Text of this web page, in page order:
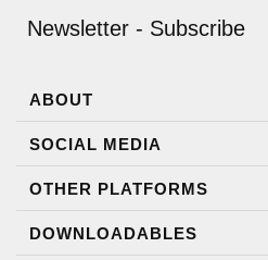
Newsletter - Subscribe
ABOUT
SOCIAL MEDIA
OTHER PLATFORMS
DOWNLOADABLES